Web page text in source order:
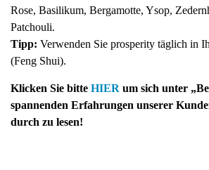
Rose, Basilikum, Bergamotte, Ysop,
Patchouli.
Tipp: Verwenden Sie prosperity täglich in
(Feng Shui).
Klicken Sie bitte HIER um sich unter
spannenden Erfahrungen unserer
durch zu lesen!